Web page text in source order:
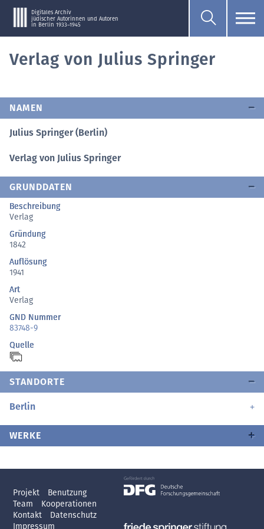
Digitales Archiv
jüdischer Autorinnen und Autoren
in Berlin 1933–1945
Verlag von Julius Springer
NAMEN
Julius Springer (Berlin)
Verlag von Julius Springer
GRUNDDATEN
Beschreibung
Verlag
Gründung
1842
Auflösung
1941
Art
Verlag
GND Nummer
83748-9
Quelle
STANDORTE
Berlin
WERKE
Projekt
Benutzung
Team
Kooperationen
Kontakt
Datenschutz
Impressum